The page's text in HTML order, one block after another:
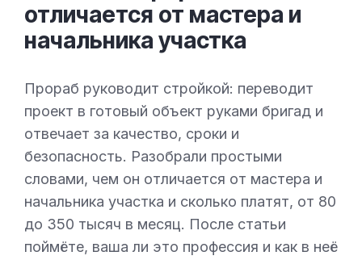
отличается от мастера и
начальника участка
Прораб руководит стройкой: переводит
проект в готовый объект руками бригад и
отвечает за качество, сроки и
безопасность. Разобрали простыми
словами, чем он отличается от мастера и
начальника участка и сколько платят, от 80
до 350 тысяч в месяц. После статьи
поймёте, ваша ли это профессия и как в неё